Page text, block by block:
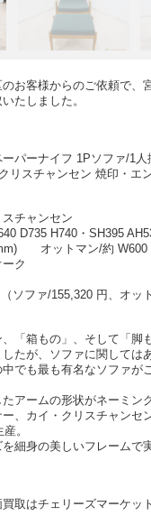
お客様からのご依頼で、
たしました。
ーパーナイフ 1Pソファ/1
リスチャンセン 焼印・エ
チャンセン
D735 H740・SH395
オットマン/約 W600
ク
ソファ/155,320 円、オッ
「箱もの」、そして「脚
たが、ソファに関しては
でも最も有名なソファが
アームの形状がネーミン
、カイ・クリスチャンセ
。
細身の美しいフレームで
取はチェリーズマーケッ